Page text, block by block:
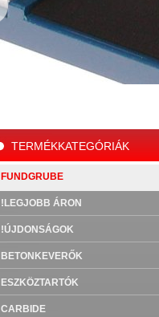
FUNDGRUBE
!LEGJOBB ÁRON
!ÚJDONSÁGOK
BETONKEVERŐK
ESZKÖZTARTÓK
CARBIDE
TERMÉKKATEGÓRIÁK